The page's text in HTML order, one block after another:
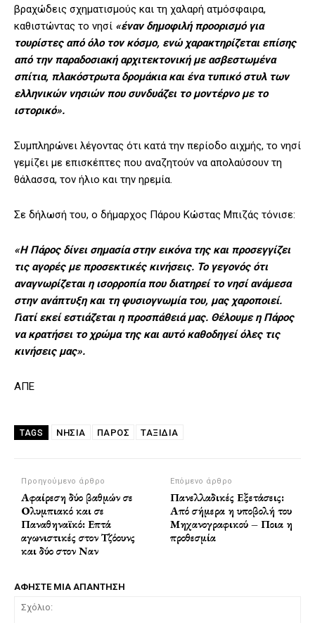
βραχώδεις σχηματισμούς και τη χαλαρή ατμόσφαιρα,
καθιστώντας το νησί «έναν δημοφιλή προορισμό για
τουρίστες από όλο τον κόσμο, ενώ χαρακτηρίζεται επίσης
από την παραδοσιακή αρχιτεκτονική με ασβεστωμένα
σπίτια, πλακόστρωτα δρομάκια και ένα τυπικό στυλ των
ελληνικών νησιών που συνδυάζει το μοντέρνο με το
ιστορικό».
Συμπληρώνει λέγοντας ότι κατά την περίοδο αιχμής, το νησί
γεμίζει με επισκέπτες που αναζητούν να απολαύσουν τη
θάλασσα, τον ήλιο και την ηρεμία.
Σε δήλωσή του, ο δήμαρχος Πάρου Κώστας Μπιζάς τόνισε:
«Η Πάρος δίνει σημασία στην εικόνα της και προσεγγίζει
τις αγορές με προσεκτικές κινήσεις. Το γεγονός ότι
αναγνωρίζεται η ισορροπία που διατηρεί το νησί ανάμεσα
στην ανάπτυξη και τη φυσιογνωμία του, μας χαροποιεί.
Γιατί εκεί εστιάζεται η προσπάθειά μας. Θέλουμε η Πάρος
να κρατήσει το χρώμα της και αυτό καθοδηγεί όλες τις
κινήσεις μας».
ΑΠΕ
TAGS ΝΗΣΙΑ ΠΆΡΟΣ ΤΑΞΙΔΙΑ
Προηγούμενο άρθρο
Αφαίρεση δύο βαθμών σε
Ολυμπιακό και σε
Παναθηναϊκό: Επτά
αγωνιστικές στον Τζόουνς
και δύο στον Ναν
Επόμενο άρθρο
Πανελλαδικές Εξετάσεις:
Από σήμερα η υποβολή του
Μηχανογραφικού – Ποια η
προθεσμία
ΑΦΗΣΤΕ ΜΙΑ ΑΠΑΝΤΗΣΗ